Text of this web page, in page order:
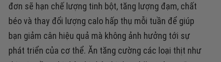
đơn sẽ hạn chế lượng tinh bột, tăng lượng đạm, chất
béo và thay đổi lượng calo hấp thụ mỗi tuần để giúp
bạn giảm cân hiệu quả mà không ảnh hưởng tới sự
phát triển của cơ thể. Ăn tăng cường các loại thịt như